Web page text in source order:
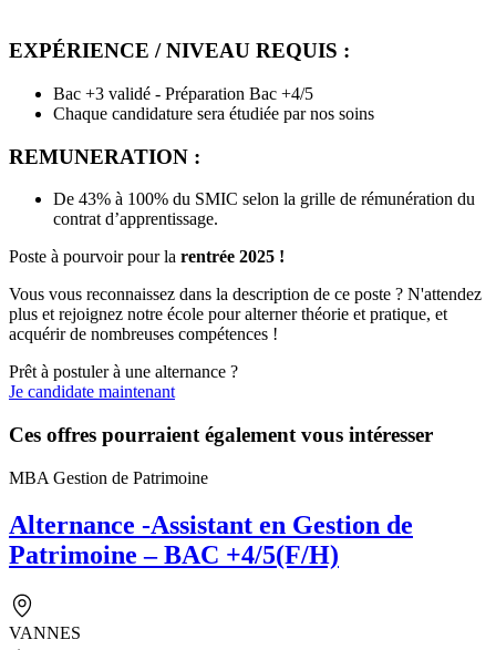
EXPÉRIENCE / NIVEAU REQUIS :
Bac +3 validé - Préparation Bac +4/5
Chaque candidature sera étudiée par nos soins
REMUNERATION :
De 43% à 100% du SMIC selon la grille de rémunération du
contrat d’apprentissage.
Poste à pourvoir pour la rentrée 2025 !
Vous vous reconnaissez dans la description de ce poste ? N'attendez
plus et rejoignez notre école pour alterner théorie et pratique, et
acquérir de nombreuses compétences !
Prêt à postuler à une alternance ?
Je candidate maintenant
Ces offres pourraient également vous intéresser
MBA Gestion de Patrimoine
Alternance -Assistant en Gestion de
Patrimoine – BAC +4/5(F/H)
VANNES